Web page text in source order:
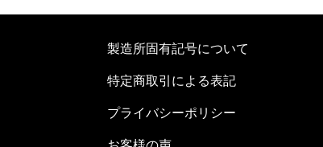
製造所固有記号について
特定商取引による表記
プライバシーポリシー